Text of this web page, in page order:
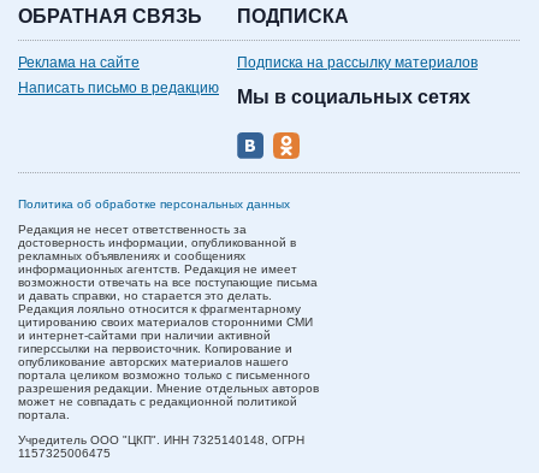
ОБРАТНАЯ СВЯЗЬ
Реклама на сайте
Написать письмо в редакцию
ПОДПИСКА
Подписка на рассылку материалов
Мы в социальных сетях
Политика об обработке персональных данных
Редакция не несет ответственность за
достоверность информации, опубликованной в
рекламных объявлениях и сообщениях
информационных агентств. Редакция не имеет
возможности отвечать на все поступающие письма
и давать справки, но старается это делать.
Редакция лояльно относится к фрагментарному
цитированию своих материалов сторонними СМИ
и интернет-сайтами при наличии активной
гиперссылки на первоисточник. Копирование и
опубликование авторских материалов нашего
портала целиком возможно только с письменного
разрешения редакции. Мнение отдельных авторов
может не совпадать с редакционной политикой
портала.
Учредитель ООО "ЦКП". ИНН 7325140148, ОГРН
1157325006475